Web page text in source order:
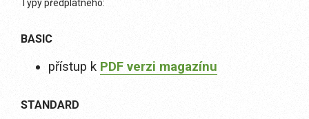
Typy předplatného:
BASIC
přístup k PDF verzi magazínu
STANDARD